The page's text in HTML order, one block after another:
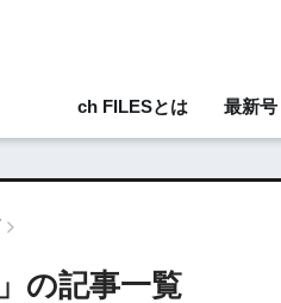
ch FILESとは 最新号
の記事一覧